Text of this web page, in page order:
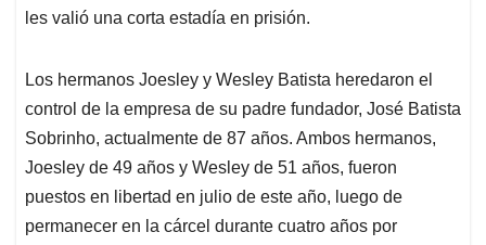
les valió una corta estadía en prisión.
Los hermanos Joesley y Wesley Batista heredaron el
control de la empresa de su padre fundador, José Batista
Sobrinho, actualmente de 87 años. Ambos hermanos,
Joesley de 49 años y Wesley de 51 años, fueron
puestos en libertad en julio de este año, luego de
permanecer en la cárcel durante cuatro años por